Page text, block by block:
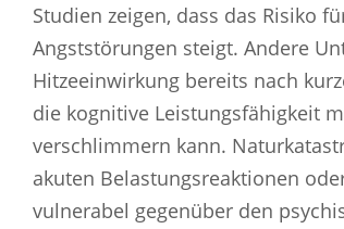
Studien zeigen, dass das Risiko
Angststörungen steigt. Andere
Hitzeeinwirkung bereits nach
die kognitive Leistungsfähigkeit
verschlimmern kann.
akuten Belastungsreaktionen
vulnerabel gegenüber den